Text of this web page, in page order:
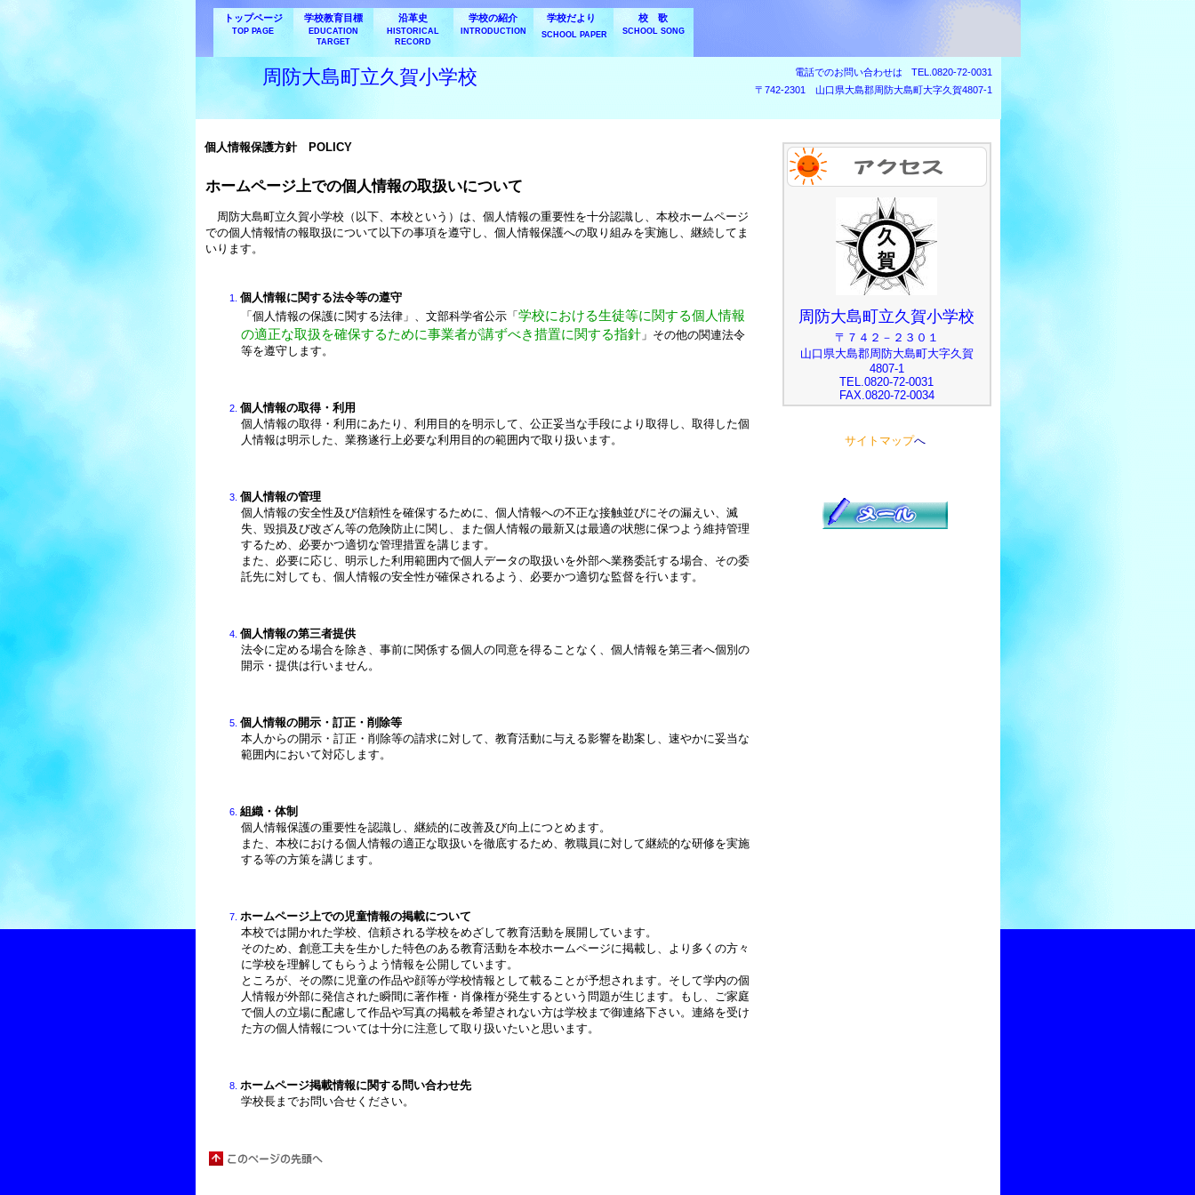
周防大島町立久賀小学校 電話でのお問い合わせは
TEL.0820-72-0031
〒742-2301 山口県大島郡周防大島町大字久賀4807-1
個人情報保護方針 POLICY
ホームページ上での個人情報の取扱いについて
周防大島町立久賀小学校（以下、本校という）は、個人情報の重要性を十分認識し、本校ホームページ
での個人情報情の報取扱について以下の事項を遵守し、個人情報保護への取り組みを実施し、継続してま
いります。
個人情報に関する法令等の遵守
「個人情報の保護に関する法律」、文部科学省公示「 学校における生徒等に関する個人情報
の適正な取扱を確保するために事業者が講ずべき措置に関する指針」その他の関連法令
等を遵守します。
個人情報の取得・利用
個人情報の取得・利用にあたり、利用目的を明示して、公正妥当な手段により取得し、取得した個
人情報は明示した、業務遂行上必要な利用目的の範囲内で取り扱います。
個人情報の管理
個人情報の安全性及び信頼性を確保するために、個人情報への不正な接触並びにその漏えい、滅
失、毀損及び改ざん等の危険防止に関し、また個人情報の最新又は最適の状態に保つよう維持管理
するため、必要かつ適切な管理措置を講じます。
また、必要に応じ、明示した利用範囲内で個人データの取扱いを外部へ業務委託する場合、その委
託先に対しても、個人情報の安全性が確保されるよう、必要かつ適切な監督を行います。
個人情報の第三者提供
法令に定める場合を除き、事前に関係する個人の同意を得ることなく、個人情報を第三者へ個別の
開示・提供は行いません。
個人情報の開示・訂正・削除等
本人からの開示・訂正・削除等の請求に対して、教育活動に与える影響を勘案し、速やかに妥当な
範囲内において対応します。
組織・体制
個人情報保護の重要性を認識し、継続的に改善及び向上につとめます。
また、本校における個人情報の適正な取扱いを徹底するため、教職員に対して継続的な研修を実施
する等の方策を講じます。
ホームページ上での児童情報の掲載について
本校では開かれた学校、信頼される学校をめざして教育活動を展開しています。
そのため、創意工夫を生かした特色のある教育活動を本校ホームページに掲載し、より多くの方々
に学校を理解してもらうよう情報を公開しています。
ところが、その際に児童の作品や顔等が学校情報として載ることが予想されます。そして学内の個
人情報が外部に発信された瞬間に著作権・肖像権が発生するという問題が生じます。もし、ご家庭
で個人の立場に配慮して作品や写真の掲載を希望されない方は学校まで御連絡下さい。連絡を受け
た方の個人情報については十分に注意して取り扱いたいと思います。
ホームページ掲載情報に関する問い合わせ先
学校長までお問い合せください。
トップページ
TOP PAGE
学校教育目標
EDUCATION
TARGET
沿革史
HISTORICAL
RECORD
学校の紹介
INTRODUCTION
学校だより
SCHOOL PAPER
校 歌
SCHOOL SONG
周防大島町立久賀小学校
〒７４２－２３０１
山口県大島郡周防大島町大字久賀
4807-1
TEL.0820-72-0031
FAX.0820-72-0034
サイトマップへ